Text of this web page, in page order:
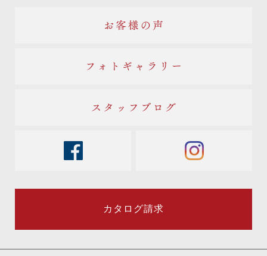
お客様の声
フォトギャラリー
スタッフブログ
instagram
カタログ請求